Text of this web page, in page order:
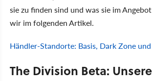
sie zu finden sind und was sie im
wir im folgenden Artikel.
Händler-Standorte: Basis, Dark Zone
The Division Beta: